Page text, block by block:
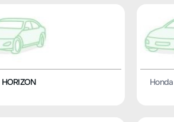
HORIZON Honda